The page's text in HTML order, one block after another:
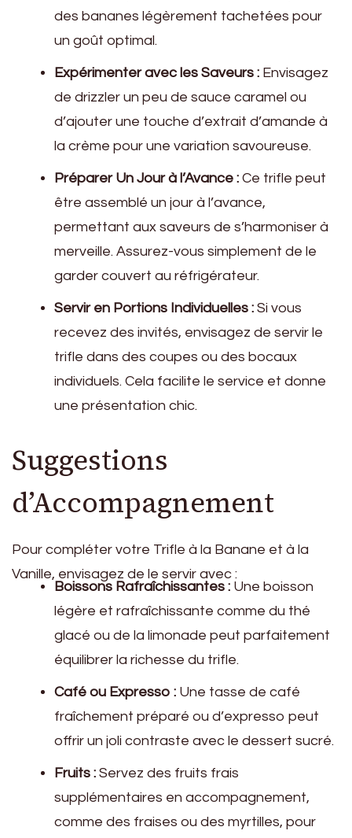
des bananes légèrement tachetées pour
un goût optimal.
Expérimenter avec les Saveurs : Envisagez
de drizzler un peu de sauce caramel ou
d’ajouter une touche d’extrait d’amande à
la crème pour une variation savoureuse.
Préparer Un Jour à l’Avance : Ce trifle peut
être assemblé un jour à l’avance,
permettant aux saveurs de s’harmoniser à
merveille. Assurez-vous simplement de le
garder couvert au réfrigérateur.
Servir en Portions Individuelles : Si vous
recevez des invités, envisagez de servir le
trifle dans des coupes ou des bocaux
individuels. Cela facilite le service et donne
une présentation chic.
Suggestions
d’Accompagnement
Pour compléter votre Trifle à la Banane et à la
Vanille, envisagez de le servir avec :
Boissons Rafraîchissantes : Une boisson
légère et rafraîchissante comme du thé
glacé ou de la limonade peut parfaitement
équilibrer la richesse du trifle.
Café ou Expresso : Une tasse de café
fraîchement préparé ou d’expresso peut
offrir un joli contraste avec le dessert sucré.
Fruits : Servez des fruits frais
supplémentaires en accompagnement,
comme des fraises ou des myrtilles, pour